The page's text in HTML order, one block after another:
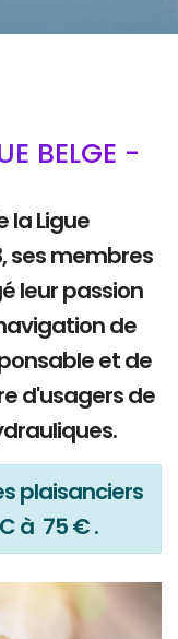
BELGE -
la Ligue
ses membres
leur passion
de
et de
d'usagers de
plaisanciers
à 75 € .